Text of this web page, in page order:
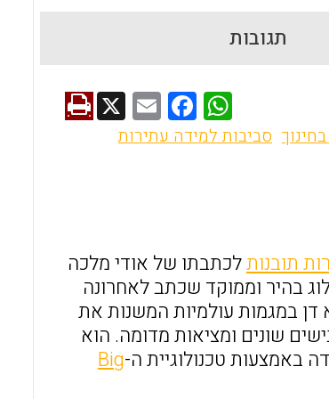
תגובות
W
h
p
p
F
a
o
k
E
m
X
סביבות למידה עתירות
תובנותלכתבתו של אודי מלכה
בהיר וממוקד שכתב לאחרונה
דן במגמות עולמיות המשנות את
שונים ומציאות מדומה. הוא
באמצעות טכנולוגיית ה-Big